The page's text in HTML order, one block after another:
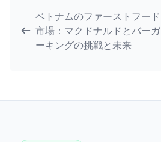
ベトナムのファーストフード
市場：マクドナルドとバーガ
ーキングの挑戦と未来